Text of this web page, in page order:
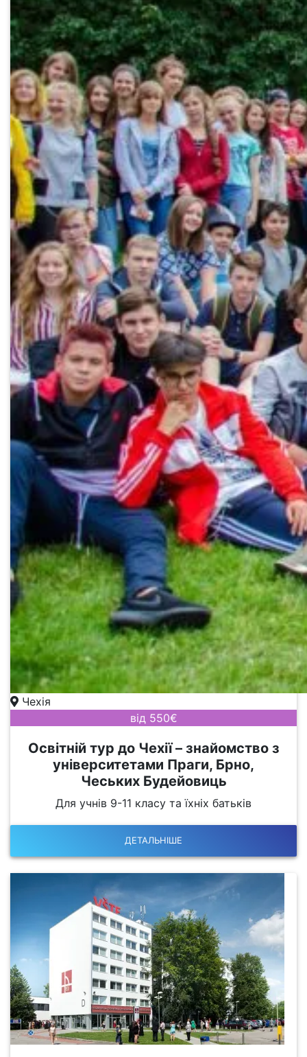
Чехія
від 550€
Освітній тур до Чехії – знайомство з
університетами Праги, Брно,
Чеських Будейовиць
Для учнів 9-11 класу та їхніх батьків
ДЕТАЛЬНІШЕ